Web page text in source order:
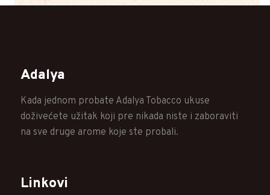
Adalya
Kada jednom probate Adalya Tobacco ukuse
doživećete užitak koji pre nikada niste i zaboraviti
na sve druge arome koje ste probali.
Linkovi